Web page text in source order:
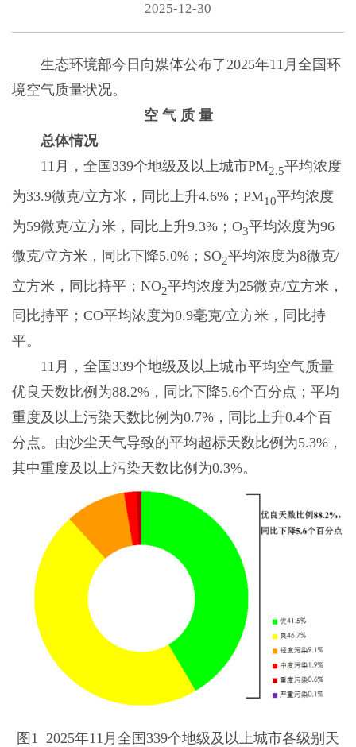
2025-12-30
生态环境部今日向媒体公布了2025年11月全国环
境空气质量状况。
空 气 质 量
总体情况
11月，全国339个地级及以上城市PM2.5平均浓度
为33.9微克/立方米，同比上升4.6%；PM10平均浓度
为59微克/立方米，同比上升9.3%；O3平均浓度为96
微克/立方米，同比下降5.0%；SO2平均浓度为8微克/
立方米，同比持平；NO2平均浓度为25微克/立方米，
同比持平；CO平均浓度为0.9毫克/立方米，同比持
平。
11月，全国339个地级及以上城市平均空气质量
优良天数比例为88.2%，同比下降5.6个百分点；平均
重度及以上污染天数比例为0.7%，同比上升0.4个百
分点。由沙尘天气导致的平均超标天数比例为5.3%，
其中重度及以上污染天数比例为0.3%。
图1 2025年11月全国339个地级及以上城市各级别天